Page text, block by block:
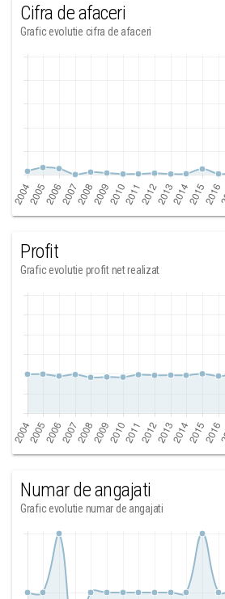
Cifra de afaceri
Grafic evolutie cifra de afaceri
Profit
Grafic evolutie profit net realizat
Numar de angajati
Grafic evolutie numar de angajati